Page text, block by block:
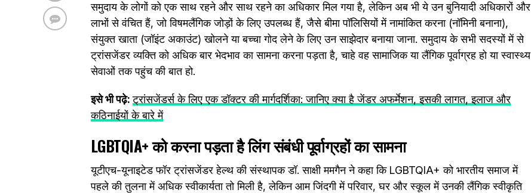
समुदाय के लोगों को एक साथ रहने और साथ रहने का अधिकार मिल गया है, लेकिन अब भी ये उन बुनियादी अधिकारों और
लाभों से वंचित हैं, जो विषमलैंगिक जोड़ों के लिए उपलब्ध हैं, जैसे बीमा पॉलिसियों में नामांकित करना (नॉमिनी बनाना),
संयुक्त खाता (जॉइंट अकाउंट) खोलने या बच्चा गोद लेने के लिए उन साझेदार बनाया जाना. समुदाय के सभी सदस्यों में से
ट्रांसजेंडर व्यक्ति को अधिक बार भेदभाव का सामना करना पड़ता है, चाहे वह सामाजिक या लैंगिक पूर्वाग्रह हो या स्वास्थ्य
सेवाओं तक पहुंच की बात हो.
इसे भी पढ़े:ट्रांसजेंडर्स के लिए एक डॉक्टर की मार्गदर्शिका: जानिए क्या है जेंडर अफर्मेशन, इसकी लागत, इलाज और
कठिनाईयों के बारे में
LGBTQIA+ को करना पड़ता है लिंग संबंधी पूर्वाग्रहों का सामना
यूटीएच-यूनाइटेड फॉर ट्रांसजेंडर हेल्थ की संस्थापक डॉ. साक्षी ममगैन ने कहा कि LGBTQIA+ को भारतीय समाज में
पहले की तुलना में अधिक स्वीकार्यता तो मिली है, लेकिन आम जिंदगी में परिवार, घर और स्कूल में उनकी लैंगिक स्वीकृति